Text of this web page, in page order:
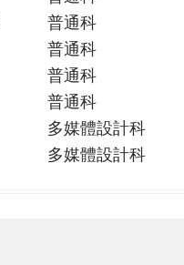
普通科
普通科
普通科
普通科
多媒體設計科
多媒體設計科